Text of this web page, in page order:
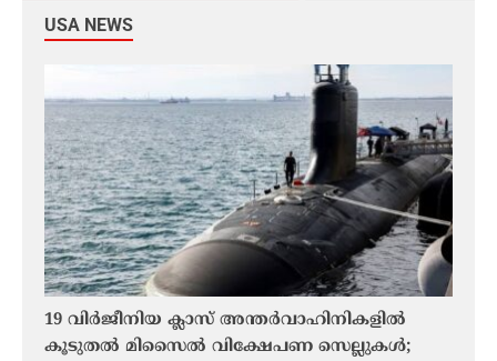
USA NEWS
19 വിർജീനിയ ക്ലാസ് അന്തർവാഹിനികളിൽ
കൂടുതൽ മിസൈൽ വിക്ഷേപണ സെല്ലുകൾ;